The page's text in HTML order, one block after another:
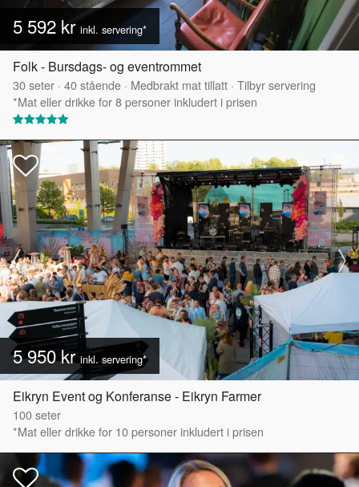
5 592 kr inkl. servering*
Folk - Bursdags- og eventrommet
30seter · 40stående · Medbrakt mat tillatt · Tilbyr servering
*Mat eller drikke for 8 personer inkludert i prisen
5 950 kr inkl. servering*
Eikryn Event og Konferanse - Eikryn Farmer
100seter
*Mat eller drikke for 10 personer inkludert i prisen